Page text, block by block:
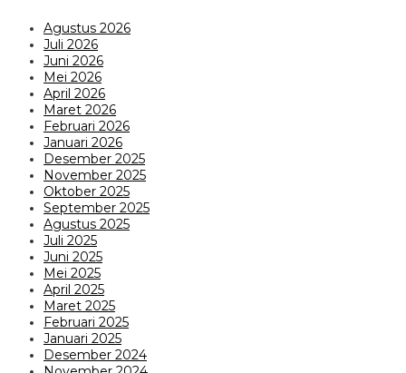
Agustus 2026
Juli 2026
Juni 2026
Mei 2026
April 2026
Maret 2026
Februari 2026
Januari 2026
Desember 2025
November 2025
Oktober 2025
September 2025
Agustus 2025
Juli 2025
Juni 2025
Mei 2025
April 2025
Maret 2025
Februari 2025
Januari 2025
Desember 2024